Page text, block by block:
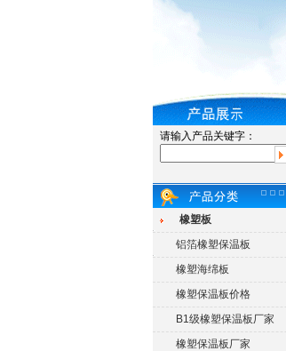
请输入产品关键字：
橡塑板
铝箔橡塑保温板
橡塑海绵板
橡塑保温板价格
B1级橡塑保温板厂家
橡塑保温板厂家